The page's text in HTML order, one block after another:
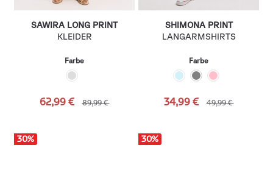
SAWIRA LONG PRINT
KLEIDER
Farbe
62,99 € 89,99 €
SHIMONA PRINT
LANGARMSHIRTS
Farbe
34,99 € 49,99 €
30% 30%